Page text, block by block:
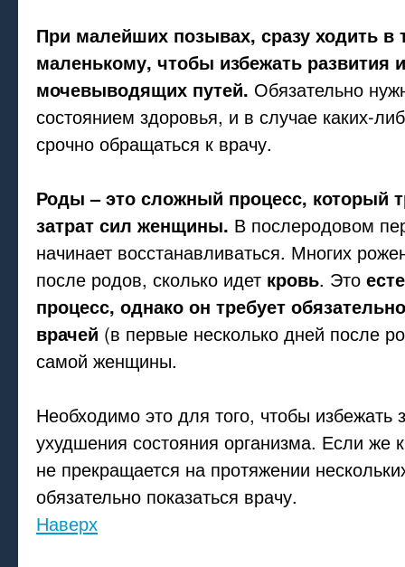
При малейших позывах, сразу ходить в
маленькому, чтобы избежать развития
мочевыводящих путей. Обязательно
состоянием здоровья, и в случае каких-
срочно обращаться к врачу.
Роды – это сложный процесс, который
затрат сил женщины. В послеродовом
начинает восстанавливаться. Многих
после родов, сколько идет кровь. Это
процесс, однако он требует
врачей (в первые несколько дней после
самой женщины.
Необходимо это для того, чтобы избежать
ухудшения состояния организма. Если же
не прекращается на протяжении
обязательно показаться врачу.
Наверх